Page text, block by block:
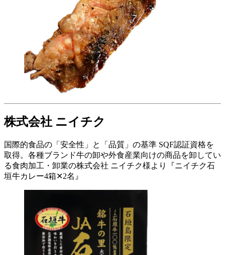
株式会社 ニイチク
国際的食品の「安全性」と「品質」の基準 SQF認証資格を
取得。各種ブランド牛の卸や外食産業向けの商品を卸してい
る食肉加工・卸業の株式会社 ニイチク様より『ニイチク石
垣牛カレー4箱✕2名』